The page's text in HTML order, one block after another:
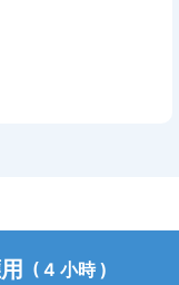
( 4 小時 )